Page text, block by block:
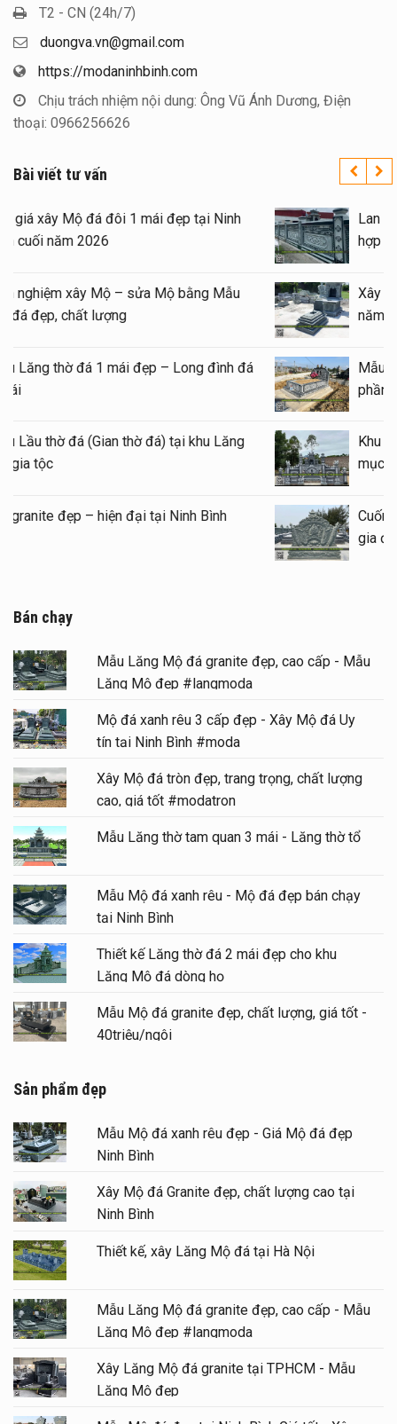
T2 - CN (24h/7)
duongva.vn@gmail.com
https://modaninhbinh.com
Chịu trách nhiệm nội dung: Ông Vũ Ánh Dương, Điện
thoại: 0966256626
Bài viết tư vấn
Báo giá xây Mộ đá đôi 1 mái đẹp tại Ninh
Bình cuối năm 2026
Kinh nghiệm xây Mộ – sửa Mộ bằng Mẫu
Mộ đá đẹp, chất lượng
Mẫu Lăng thờ đá 1 mái đẹp – Long đình đá
Mẫu Lầu thờ đá (Gian thờ đá) tại khu Lăng
Mộ granite đẹp – hiện đại tại Ninh Bình
Bán chạy
Mẫu Lăng Mộ đá granite đẹp, cao cấp - Mẫu
Lăng Mộ đẹp #langmoda
Mộ đá xanh rêu 3 cấp đẹp - Xây Mộ đá Uy
tín tại Ninh Bình #moda
Xây Mộ đá tròn đẹp, trang trọng, chất lượng
cao, giá tốt #modatron
Mẫu Lăng thờ tam quan 3 mái - Lăng thờ tổ
Mẫu Mộ đá xanh rêu - Mộ đá đẹp bán chạy
tại Ninh Bình
Thiết kế Lăng thờ đá 2 mái đẹp cho khu
Lăng Mộ đá dòng họ
Mẫu Mộ đá granite đẹp, chất lượng, giá tốt -
40triệu/ngôi
Sản phẩm đẹp
Mẫu Mộ đá xanh rêu đẹp - Giá Mộ đá đẹp
Ninh Bình
Xây Mộ đá Granite đẹp, chất lượng cao tại
Ninh Bình
Thiết kế, xây Lăng Mộ đá tại Hà Nội
Mẫu Lăng Mộ đá granite đẹp, cao cấp - Mẫu
Lăng Mộ đẹp #langmoda
Xây Lăng Mộ đá granite tại TPHCM - Mẫu
Lăng Mộ đẹp